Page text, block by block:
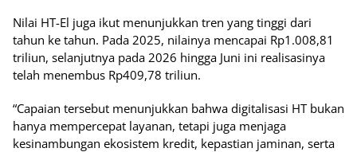
Nilai HT-El juga ikut menunjukkan tren yang tinggi dari
tahun ke tahun. Pada 2025, nilainya mencapai Rp1.008,81
triliun, selanjutnya pada 2026 hingga Juni ini realisasinya
telah menembus Rp409,78 triliun.
“Capaian tersebut menunjukkan bahwa digitalisasi HT bukan
hanya mempercepat layanan, tetapi juga menjaga
kesinambungan ekosistem kredit, kepastian jaminan, serta